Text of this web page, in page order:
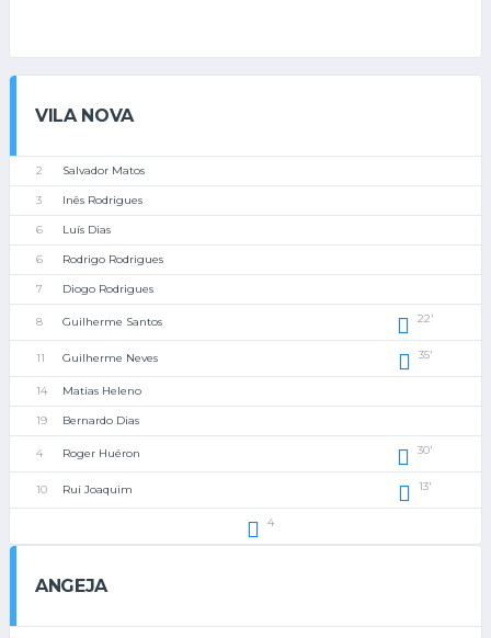
VILA NOVA
2 Salvador Matos
3 Inês Rodrigues
6 Luís Dias
6 Rodrigo Rodrigues
7 Diogo Rodrigues
8 Guilherme Santos 22'
11 Guilherme Neves 35'
14 Matias Heleno
19 Bernardo Dias
4 Roger Huéron 30'
10 Rui Joaquim 13'
4
ANGEJA